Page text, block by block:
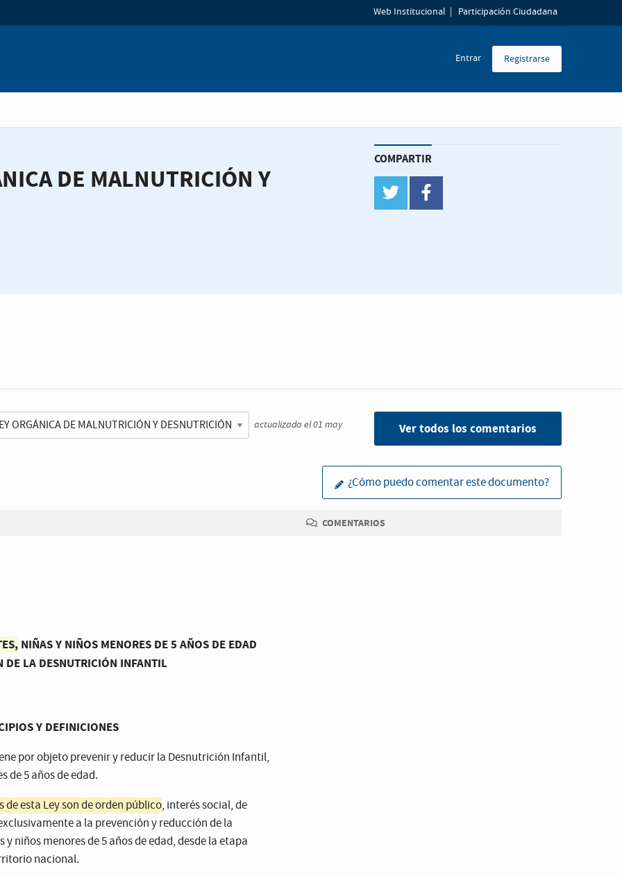
Web Institucional Participación Ciudadana
Entrar Registrarse
DE MALNUTRICIÓN Y
COMPARTIR
twitter
actualizada el 01 may Ver todos los comentarios
¿Cómo puedo comentar este documento?
NIÑAS Y NIÑOS MENORES DE 5 AÑOS DE EDAD
DE LA DESNUTRICIÓN INFANTIL
Y DEFINICIONES
por objeto prevenir y reducir la Desnutrición Infantil,
de 5 años de edad.
de esta Ley son de orden público, interés social, de
a la prevención y reducción de la
niños menores de 5 años de edad, desde la etapa
nacional.
COMENTARIOS